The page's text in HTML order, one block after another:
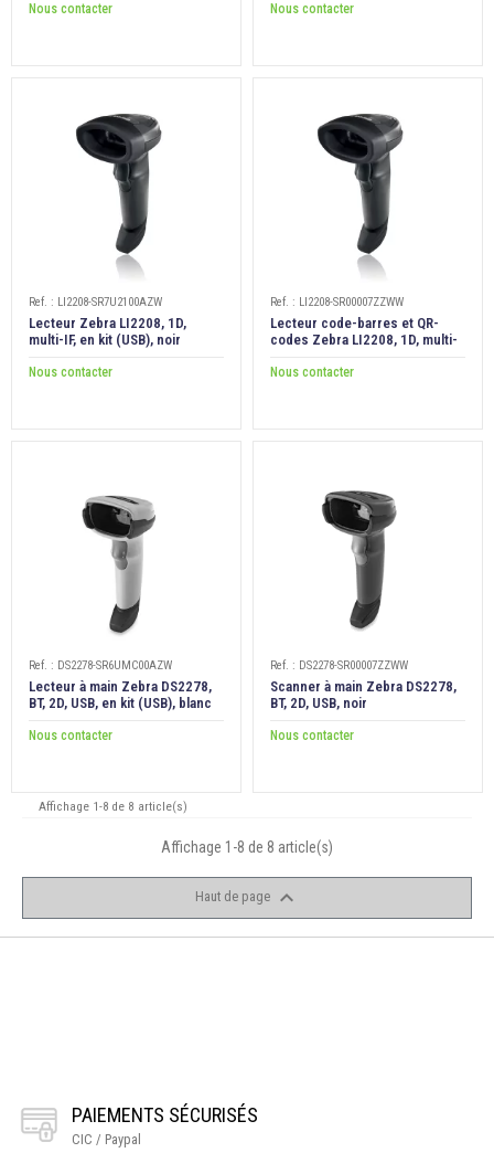
USB+socle
Nous contacter Nous contacter
Ref. : LI2208-SR7U2100AZW
Lecteur Zebra LI2208, 1D,
multi-IF, en kit (USB), noir
Nous contacter
Ref. : LI2208-SR00007ZZWW
Lecteur code-barres et QR-
codes Zebra LI2208, 1D, multi-
Nous contacter
Ref. : DS2278-SR6UMC00AZW
Lecteur à main Zebra DS2278,
BT, 2D, USB, en kit (USB), blanc
Nous contacter
Ref. : DS2278-SR00007ZZWW
Scanner à main Zebra DS2278,
BT, 2D, USB, noir
Nous contacter
Affichage 1-8 de 8 article(s)
Affichage 1-8 de 8 article(s)
Haut de page 
PAIEMENTS SÉCURISÉS
CIC / Paypal